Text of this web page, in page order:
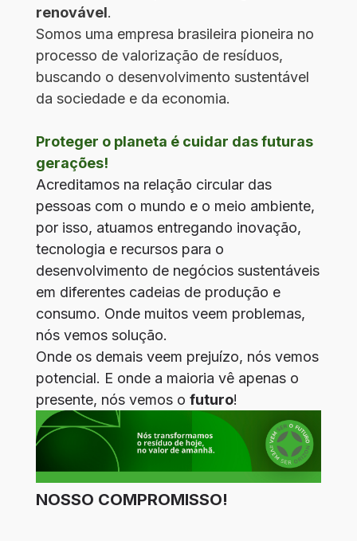
renovável.
Somos uma empresa brasileira pioneira no
processo de valorização de resíduos,
buscando o desenvolvimento sustentável
da sociedade e da economia.
Proteger o planeta é cuidar das futuras
gerações!
Acreditamos na relação circular das
pessoas com o mundo e o meio ambiente,
por isso, atuamos entregando inovação,
tecnologia e recursos para o
desenvolvimento de negócios sustentáveis
em diferentes cadeias de produção e
consumo. Onde muitos veem problemas,
nós vemos solução.
Onde os demais veem prejuízo, nós vemos
potencial. E onde a maioria vê apenas o
presente, nós vemos o futuro!
NOSSO COMPROMISSO!